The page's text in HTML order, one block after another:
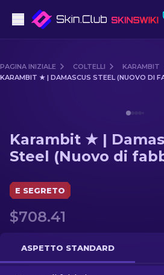
Fascia media
Fucile di precisione
Guanto
Altro
PAGINA INIZIALE COLTELLI
KARAMBIT
KARAMBIT ★ | DAMASCUS STEEL (NUOVO DI
Karambit ★ |
Steel (Nuovo di
E SEGRETO
$708.41
ASPETTO STANDARD